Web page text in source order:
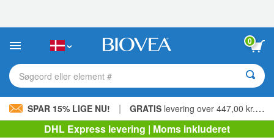
websted
0
Søgeord eller element #
SPAR 15% LIGE NU! | GRATIS levering over 447,00 kr. »
DHL Express levering | Moms inkluderet